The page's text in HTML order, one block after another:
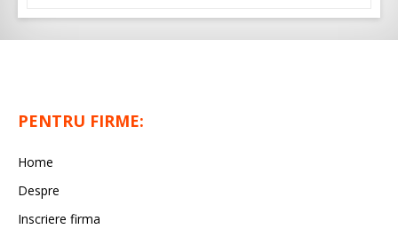
PENTRU FIRME:
Home
Despre
Inscriere firma